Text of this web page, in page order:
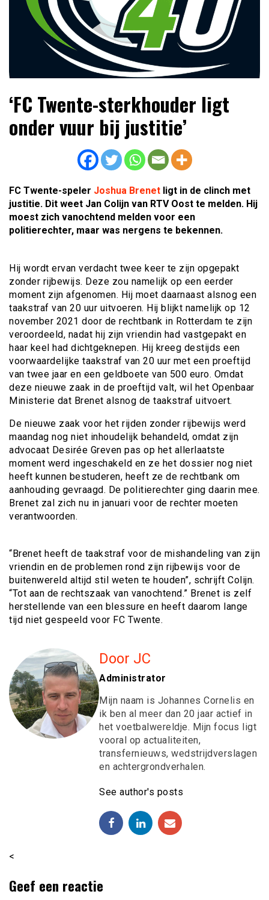
Voetbal4U.com Voetbalnieuws |
Transfers, Eredivisie &
Internationaal voetbal |
transferupdates, analyses en achtergronden over clubs,
spelers en competities uit binnen- en buitenland.
‘FC Twente-sterkhouder ligt
onder vuur bij justitie’
FC Twente-speler Joshua Brenet ligt in de clinch met
justitie. Dit weet Jan Colijn van RTV Oost te melden. Hij
moest zich vanochtend melden voor een
politierechter, maar was nergens te bekennen.
Hij wordt ervan verdacht twee keer te zijn opgepakt
zonder rijbewijs. Deze zou namelijk op een eerder
moment zijn afgenomen. Hij moet daarnaast alsnog een
taakstraf van 20 uur uitvoeren. Hij blijkt namelijk op 12
november 2021 door de rechtbank in Rotterdam te zijn
veroordeeld, nadat hij zijn vriendin had vastgepakt en
haar keel had dichtgeknepen. Hij kreeg destijds een
voorwaardelijke taakstraf van 20 uur met een proeftijd
van twee jaar en een geldboete van 500 euro. Omdat
deze nieuwe zaak in de proeftijd valt, wil het Openbaar
Ministerie dat Brenet alsnog de taakstraf uitvoert.
De nieuwe zaak voor het rijden zonder rijbewijs werd
maandag nog niet inhoudelijk behandeld, omdat zijn
advocaat Desirée Greven pas op het allerlaatste
moment werd ingeschakeld en ze het dossier nog niet
heeft kunnen bestuderen, heeft ze de rechtbank om
aanhouding gevraagd. De politierechter ging daarin mee.
Brenet zal zich nu in januari voor de rechter moeten
verantwoorden.
“Brenet heeft de taakstraf voor de mishandeling van zijn
vriendin en de problemen rond zijn rijbewijs voor de
buitenwereld altijd stil weten te houden”, schrijft Colijn.
“Tot aan de rechtszaak van vanochtend.” Brenet is zelf
herstellende van een blessure en heeft daarom lange
tijd niet gespeeld voor FC Twente.
Door JC
Administrator
Mijn naam is Johannes Cornelis en
ik ben al meer dan 20 jaar actief in
het voetbalwereldje. Mijn focus ligt
vooral op actualiteiten,
transfernieuws, wedstrijdverslagen
en achtergrondverhalen.
See author's posts
<
Geef een reactie